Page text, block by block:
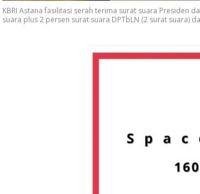
KBRI Astana fasilitasi serah terima surat suara Presiden
suara plus 2 persen surat suara DPTbLN (2 surat suara)